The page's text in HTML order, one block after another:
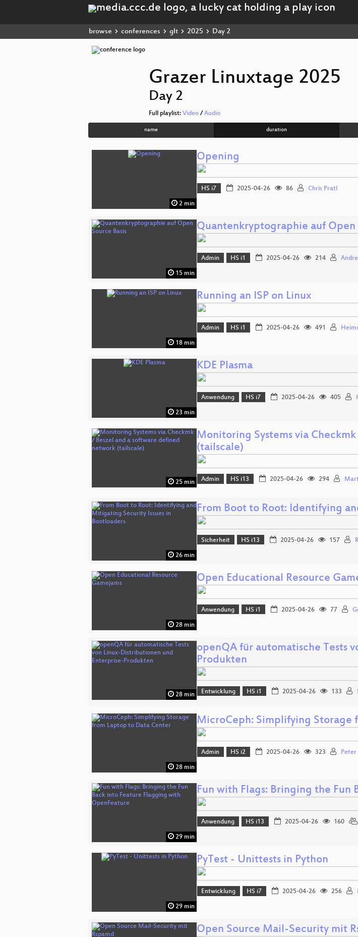
browse conferences glt 2025 Day 2
Grazer Linuxtage 2025
Day 2
Full playlist: Video / Audio
name duration
2 min
Opening
HS i7 2025-04-26 86 Chris Pratl
15 min
Quantenkryptographie auf Open
Admin HS i1 2025-04-26 214
18 min
Running an ISP on Linux
Admin HS i1 2025-04-26 491
23 min
KDE Plasma
Anwendung HS i7 2025-04-26 405
25 min
Monitoring Systems via
(tailscale)
Admin HS i13 2025-04-26 294
26 min
From Boot to Root: Identifying
Sicherheit HS i13 2025-04-26 157
28 min
Open Educational Resource
Anwendung HS i1 2025-04-26 77
28 min
openQA für automatische Tests
Produkten
Entwicklung HS i1 2025-04-26 133
28 min
MicroCeph: Simplifying Storage
Admin HS i2 2025-04-26 323 Peter
29 min
Fun with Flags: Bringing the
Anwendung HS i13 2025-04-26 160
29 min
PyTest - Unittests in Python
Entwicklung HS i7 2025-04-26 256
Open Source Mail-Security mit